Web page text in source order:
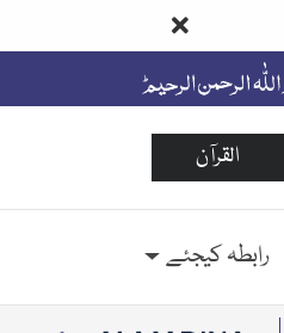
القرآن
رابطہ کیجئے